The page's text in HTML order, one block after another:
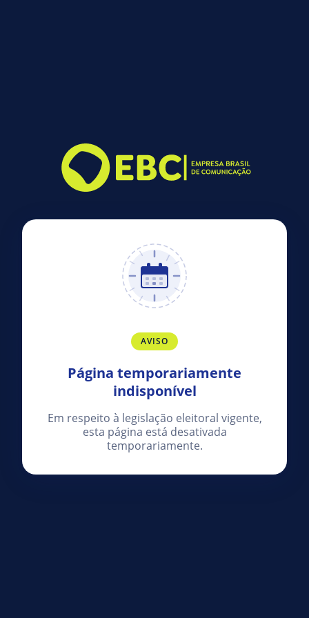
AVISO
Página temporariamente
indisponível
Em respeito à legislação eleitoral vigente,
esta página está desativada
temporariamente.